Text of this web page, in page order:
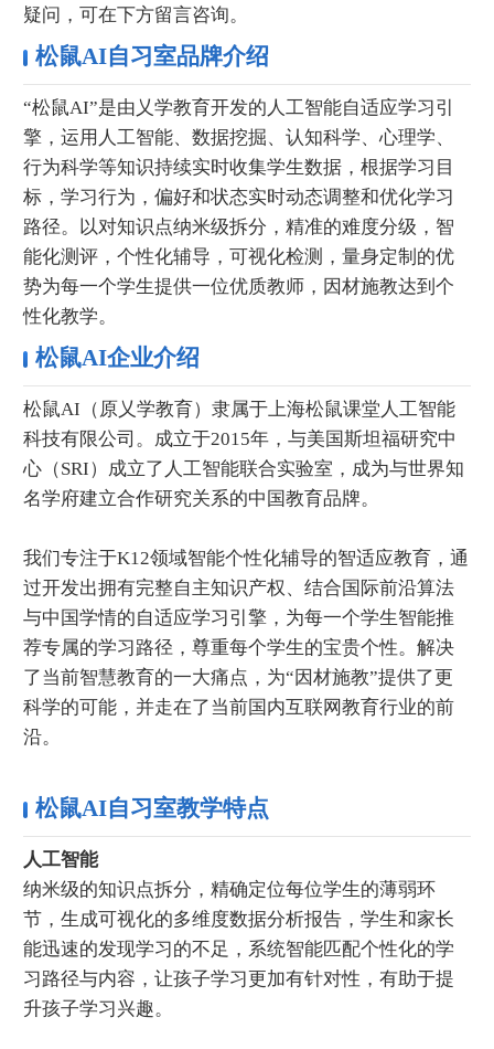
疑问，可在下方留言咨询。
松鼠AI自习室品牌介绍
“松鼠AI”是由乂学教育开发的人工智能自适应学习引
擎，运用人工智能、数据挖掘、认知科学、心理学、
行为科学等知识持续实时收集学生数据，根据学习目
标，学习行为，偏好和状态实时动态调整和优化学习
路径。以对知识点纳米级拆分，精准的难度分级，智
能化测评，个性化辅导，可视化检测，量身定制的优
势为每一个学生提供一位优质教师，因材施教达到个
性化教学。
松鼠AI企业介绍
松鼠AI（原乂学教育）隶属于上海松鼠课堂人工智能
科技有限公司。成立于2015年，与美国斯坦福研究中
心（SRI）成立了人工智能联合实验室，成为与世界知
名学府建立合作研究关系的中国教育品牌。
我们专注于K12领域智能个性化辅导的智适应教育，通
过开发出拥有完整自主知识产权、结合国际前沿算法
与中国学情的自适应学习引擎，为每一个学生智能推
荐专属的学习路径，尊重每个学生的宝贵个性。解决
了当前智慧教育的一大痛点，为“因材施教”提供了更
科学的可能，并走在了当前国内互联网教育行业的前
沿。
松鼠AI自习室教学特点
人工智能
纳米级的知识点拆分，精确定位每位学生的薄弱环
节，生成可视化的多维度数据分析报告，学生和家长
能迅速的发现学习的不足，系统智能匹配个性化的学
习路径与内容，让孩子学习更加有针对性，有助于提
升孩子学习兴趣。